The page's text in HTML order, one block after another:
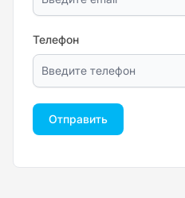
Телефон
Отправить